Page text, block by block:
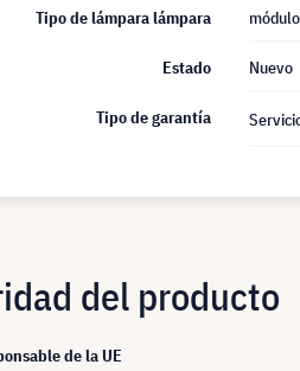
Tipo de lámpara lámpara
Estado Nuevo
Tipo de garantía
del producto
de la UE